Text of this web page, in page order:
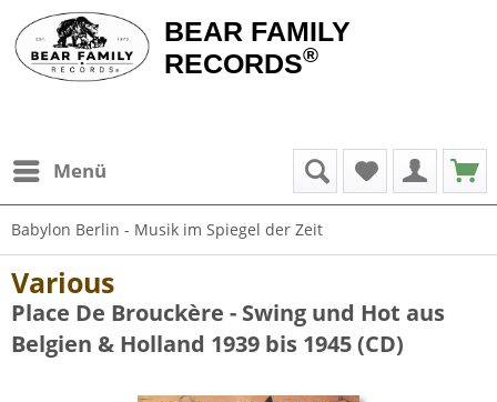
BEAR FAMILY
RECORDS®
Menü
Babylon Berlin - Musik im Spiegel der Zeit
Various
Place De Brouckère - Swing und Hot aus
Belgien & Holland 1939 bis 1945 (CD)